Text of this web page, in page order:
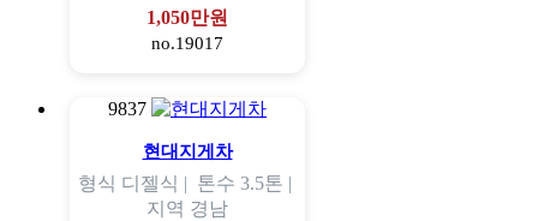
1,050만원
no.19017
9837
현대지게차
형식 디젤식 | 톤수 3.5톤 |
지역 경남